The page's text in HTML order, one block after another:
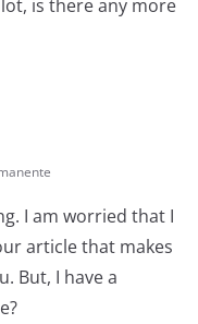
is there any more
I am worried that I
article that makes
But, I have a